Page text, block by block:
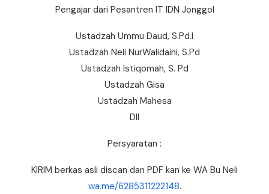
Pengajar dari Pesantren IT IDN Jonggol
Ustadzah Ummu Daud, S.Pd.I
Ustadzah Neli NurWalidaini, S.Pd
Ustadzah Istiqomah, S. Pd
Ustadzah Gisa
Ustadzah Mahesa
Dll
Persyaratan :
KIRIM berkas asli discan dan PDF kan ke WA Bu Neli
wa.me/6285311222148.